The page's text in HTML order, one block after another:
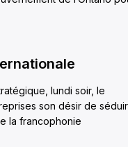
lundi soir, le
son désir de
la francophonie